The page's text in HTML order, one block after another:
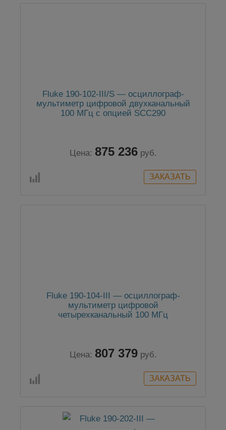
Fluke 190-102-III/S — осциллограф-
мультиметр цифровой двухканальный
100 МГц с опцией SCC290
Цена: 875 236 руб.
Fluke 190-104-III — осциллограф-
мультиметр цифровой
четырехканальный 100 МГц
Цена: 807 379 руб.